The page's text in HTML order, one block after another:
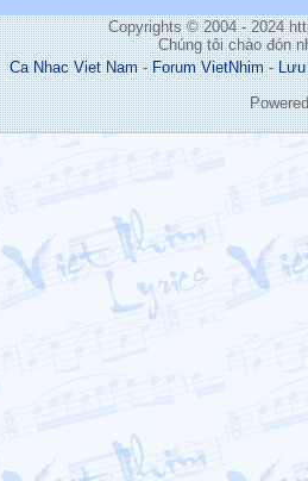
Copyrights © 2004 - 2024
Chúng tôi chào đón
Ca Nhac Viet Nam-Forum VietNhim-